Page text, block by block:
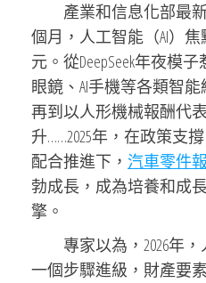
產業和信息化部最
個月，人工智能（AI）
元。從DeepSeek年夜模
眼鏡、AI手機等各類智
再到以人形機械報酬代
升……2025年，在政策支
配合推進下， 汽車零件
勃成長，成為培養和成
擎。
專家以為，2026年
一個步驟進級，財產要